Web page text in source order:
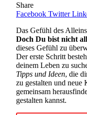
Share
Facebook Twitter
Das Gefühl des
Doch Du bist nicht
dieses Gefühl zu
Der erste Schritt
deinem Leben zu
Tipps und Ideen, die
zu gestalten und neue
gemeinsam
gestalten kannst.